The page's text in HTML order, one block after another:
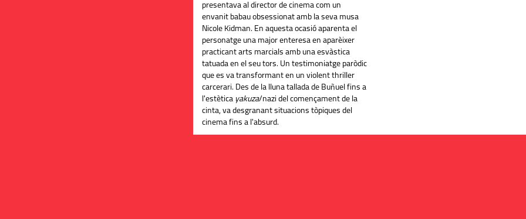
presentava al director de cinema com un
envanit babau obsessionat amb la seva musa
Nicole Kidman. En aquesta ocasió aparenta el
personatge una major enteresa en aparèixer
practicant arts marcials amb una esvàstica
tatuada en el seu tors. Un testimoniatge paròdic
que es va transformant en un violent thriller
carcerari. Des de la lluna tallada de Buñuel fins a
l'estètica yakuza/nazi del començament de la
cinta, va desgranant situacions tòpiques del
cinema fins a l'absurd.